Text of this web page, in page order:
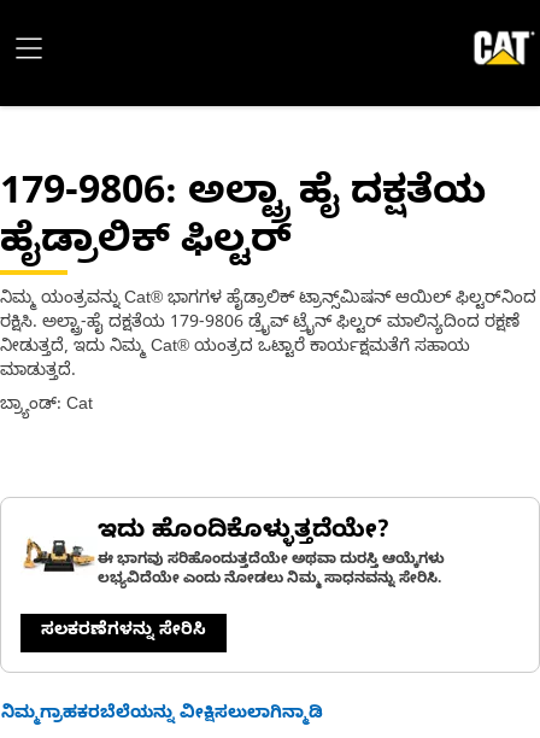
179-9806: ಅಲ್ಟ್ರಾ ಹೈ ದಕ್ಷತೆಯ
ಹೈಡ್ರಾಲಿಕ್ ಫಿಲ್ಟರ್
ನಿಮ್ಮ ಯಂತ್ರವನ್ನು Cat® ಭಾಗಗಳ ಹೈಡ್ರಾಲಿಕ್ ಟ್ರಾನ್ಸ್‌ಮಿಷನ್ ಆಯಿಲ್ ಫಿಲ್ಟರ್‌ನಿಂದ
ರಕ್ಷಿಸಿ. ಅಲ್ಟ್ರಾ-ಹೈ ದಕ್ಷತೆಯ 179-9806 ಡ್ರೈವ್ ಟ್ರೈನ್ ಫಿಲ್ಟರ್ ಮಾಲಿನ್ಯದಿಂದ ರಕ್ಷಣೆ
ನೀಡುತ್ತದೆ, ಇದು ನಿಮ್ಮ Cat® ಯಂತ್ರದ ಒಟ್ಟಾರೆ ಕಾರ್ಯಕ್ಷಮತೆಗೆ ಸಹಾಯ
ಮಾಡುತ್ತದೆ.
ಬ್ರ್ಯಾಂಡ್: Cat
ಇದು ಹೊಂದಿಕೊಳ್ಳುತ್ತದೆಯೇ?
ಈ ಭಾಗವು ಸರಿಹೊಂದುತ್ತದೆಯೇ ಅಥವಾ ದುರಸ್ತಿ ಆಯ್ಕೆಗಳು
ಲಭ್ಯವಿದೆಯೇ ಎಂದು ನೋಡಲು ನಿಮ್ಮ ಸಾಧನವನ್ನು ಸೇರಿಸಿ.
ಸಲಕರಣೆಗಳನ್ನು ಸೇರಿಸಿ
ನಿಮ್ಮಗ್ರಾಹಕರಬೆಲೆಯನ್ನು ವೀಕ್ಷಿಸಲುಲಾಗಿನ್ಮಾಡಿ